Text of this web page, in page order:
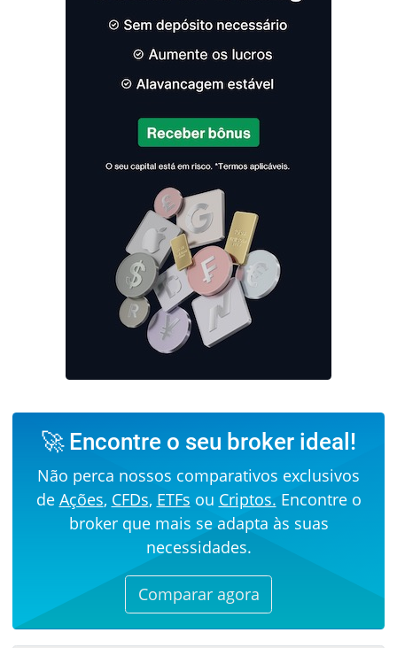
🚀 Encontre o seu broker ideal!
Não perca nossos comparativos exclusivos
de Ações, CFDs, ETFs ou Criptos. Encontre o
broker que mais se adapta às suas
necessidades.
Comparar agora